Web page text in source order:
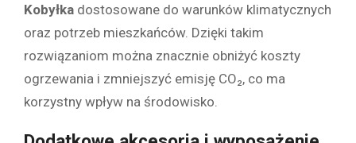
Kobyłka dostosowane do warunków klimatycznych
oraz potrzeb mieszkańców. Dzięki takim
rozwiązaniom można znacznie obniżyć koszty
ogrzewania i zmniejszyć emisję CO₂, co ma
korzystny wpływ na środowisko.